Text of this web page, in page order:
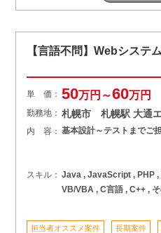
【言語不問】Webシステ
単 価： 50万円～60万円
勤務地： 札幌市 札幌駅 大通
内 容： 基本設計～テストまでご
スキル： Java , JavaScript , PHP ,
VB/VBA , C言語 , C++ ,
担当者オススメ案件 長期案件